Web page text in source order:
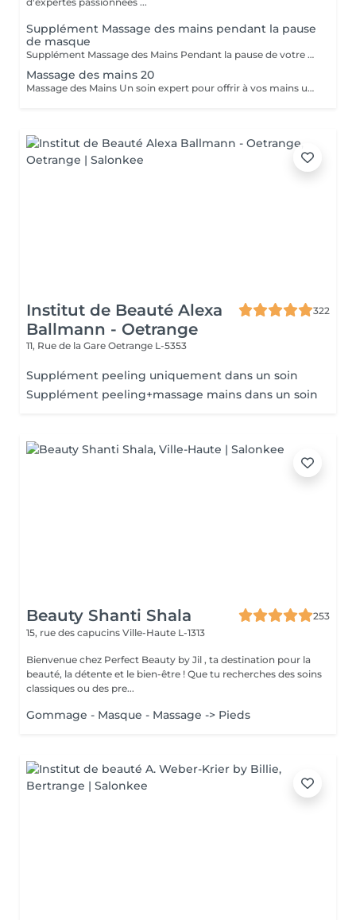
Supplément Massage des mains pendant la pause
de masque
Supplément Massage des Mains Pendant la pause de votre masque, offrez-vous un massage des mains de 15 minutes. Un moment de pure détente qui libère les tensions, nourrit la peau et prolonge le bien-être. Un geste apprécié de nos clientes pour sublimer leur soin visage.
Massage des mains 20
Massage des Mains Un soin expert pour offrir à vos mains une véritable parenthèse de bien-être. Ce massage complet de 30 minutes dénoue les tensions, stimule la circulation et nourrit la peau en profondeur. Grâce à des manuvres enveloppantes et précises, il procure une sensation immédiate de légèreté et de relaxation. Idéal pour soulager les mains sollicitées au quotidien, améliorer la souplesse articulaire et apaiser l'esprit. Un moment de soin et d'attention, réalisé avec expertise, pour des mains douces, détendues et parfaitement ressourcées.
Institut de Beauté Alexa
Ballmann - Oetrange
322
11, Rue de la Gare Oetrange L-5353
Supplément peeling uniquement dans un soin
Supplément peeling+massage mains dans un soin
Beauty Shanti Shala
253
15, rue des capucins Ville-Haute L-1313
Bienvenue chez Perfect Beauty by Jil , ta destination pour la
beauté, la détente et le bien-être ! Que tu recherches des soins
classiques ou des pre...
Gommage - Masque - Massage -> Pieds